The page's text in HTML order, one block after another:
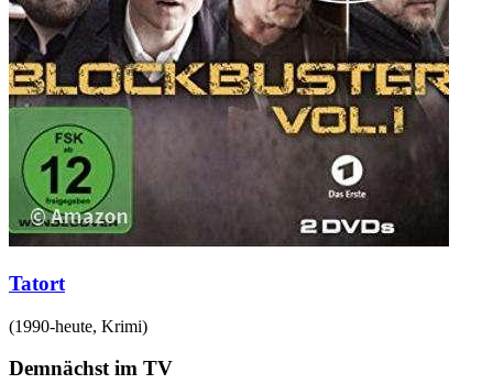
Tatort
(1990-heute, Krimi)
Demnächst im TV